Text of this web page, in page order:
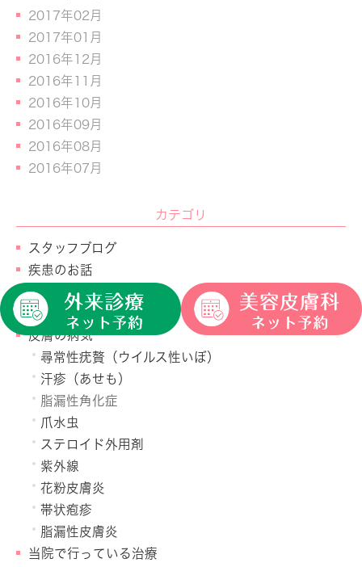
2017年02月
2017年01月
2016年12月
2016年11月
2016年10月
2016年09月
2016年08月
2016年07月
カテゴリ
スタッフブログ
疾患のお話
休診のお知らせ
当院からのお知らせ
皮膚の病気
尋常性疣贅（ウイルス性いぼ）
汗疹（あせも）
脂漏性角化症
爪水虫
ステロイド外用剤
紫外線
花粉皮膚炎
帯状疱疹
脂漏性皮膚炎
当院で行っている治療